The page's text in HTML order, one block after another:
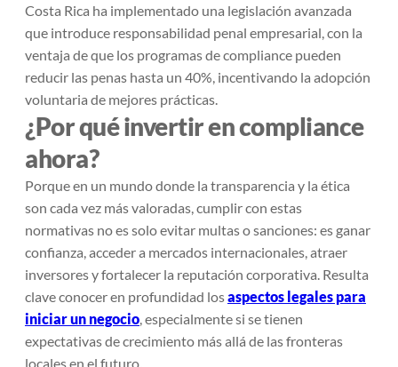
Costa Rica ha implementado una legislación avanzada
que introduce responsabilidad penal empresarial, con la
ventaja de que los programas de compliance pueden
reducir las penas hasta un 40%, incentivando la adopción
voluntaria de mejores prácticas.
¿Por qué invertir en compliance
ahora?
Porque en un mundo donde la transparencia y la ética
son cada vez más valoradas, cumplir con estas
normativas no es solo evitar multas o sanciones: es ganar
confianza, acceder a mercados internacionales, atraer
inversores y fortalecer la reputación corporativa. Resulta
clave conocer en profundidad losaspectos legales para
iniciar un negocio, especialmente si se tienen
expectativas de crecimiento más allá de las fronteras
locales en el futuro.